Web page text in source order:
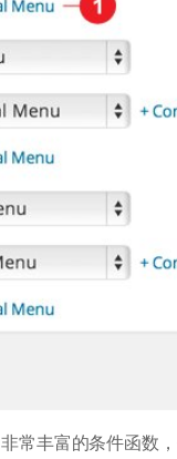
常丰富的条件函数